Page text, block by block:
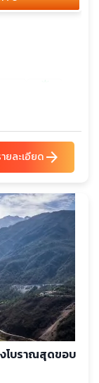
sunny
16
17-21
02 30-03
23-27
27-31
03
17
18-22
30
27-31
13
10-14
ยละเอียดarrow_forward
งโบราณสุดขอบ